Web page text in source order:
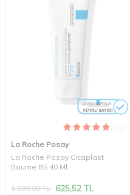
La Roche Posay
La Roche Posay Cicaplast
Baume B5 40 Ml
1.099,00TL 625,52 TL